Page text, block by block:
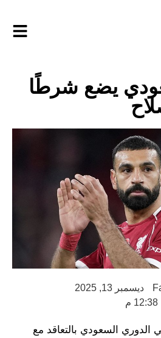
يضع شرطًا
ديسمبر 13, 2025
12:38 م
السعودي بالتعاقد مع